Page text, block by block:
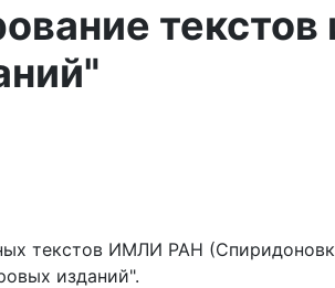
текстов
текстов ИМЛИ РАН
изданий".